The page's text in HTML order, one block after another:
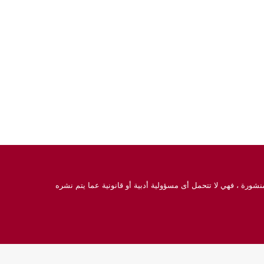
، فهي لا تتحمل أى مسؤولية أدبية أو قانونية عما يتم نشره